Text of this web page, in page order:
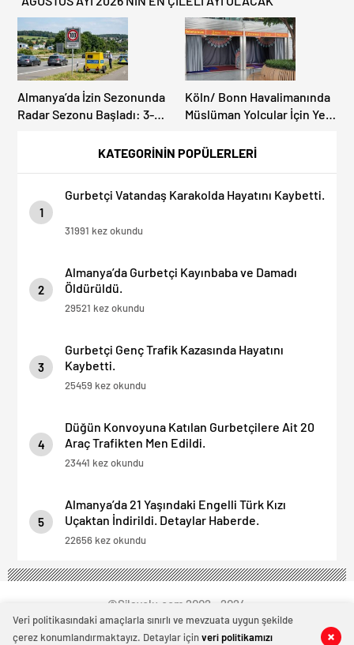
0 0
0 0
KATEGORİNİN POPÜLERLERİ
1
Gurbetçi Vatandaş Karakolda Hayatını Kaybetti.
31991 kez okundu
2
Almanya’da Gurbetçi Kayınbaba ve Damadı
Öldürüldü.
29521 kez okundu
3
Gurbetçi Genç Trafik Kazasında Hayatını
Kaybetti.
25459 kez okundu
4
Düğün Konvoyuna Katılan Gurbetçilere Ait 20
Araç Trafikten Men Edildi.
23441 kez okundu
5
Almanya’da 21 Yaşındaki Engelli Türk Kızı
Uçaktan İndirildi. Detaylar Haberde.
22656 kez okundu
Almanya’da İzin Sezonunda
Radar Sezonu Başladı: 3-9
Denetimi Yapılacak!
Köln/ Bonn Havalimanında
Müslüman Yolcular İçin Yeni
©Silayolu.com 2002 - 2024
Veri politikasındaki amaçlarla sınırlı ve mevzuata uygun şekilde
çerez konumlandırmaktayız. Detaylar içinveri politikamızı